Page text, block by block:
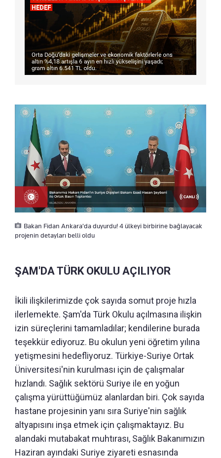
Bakan Fidan Ankara'da duyurdu! 4 ülkeyi birbirine bağlayacak
projenin detayları belli oldu
ŞAM'DA TÜRK OKULU AÇILIYOR
İkili ilişkilerimizde çok sayıda somut proje hızla
ilerlemekte. Şam'da Türk Okulu açılmasına ilişkin
izin süreçlerini tamamladılar; kendilerine burada
teşekkür ediyoruz. Bu okulun yeni öğretim yılına
yetişmesini hedefliyoruz. Türkiye-Suriye Ortak
Üniversitesi'nin kurulması için de çalışmalar
hızlandı. Sağlık sektörü Suriye ile en yoğun
çalışma yürüttüğümüz alanlardan biri. Çok sayıda
hastane projesinin yanı sıra Suriye'nin sağlık
altyapısını inşa etmek için çalışmaktayız. Bu
alandaki mutabakat muhtırası, Sağlık Bakanımızın
Haziran ayındaki Suriye ziyareti esnasında